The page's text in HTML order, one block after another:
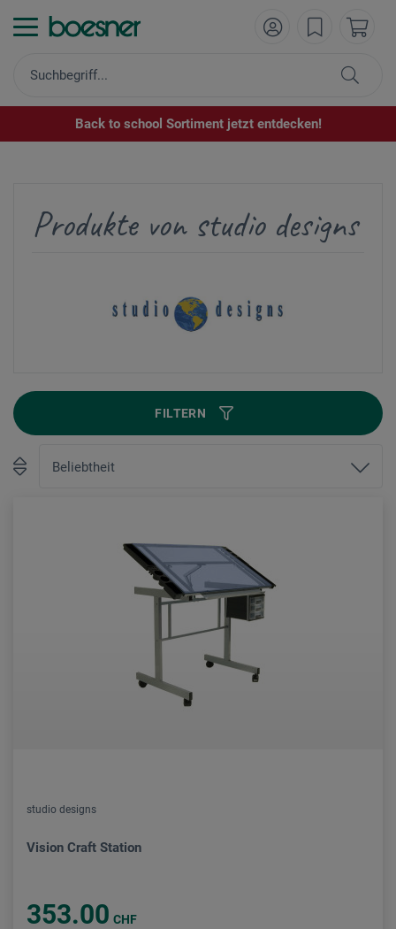
Back to school Sortiment jetzt entdecken!
Produkte von studio designs
FILTERN
studio designs
Vision Craft Station
353.00 CHF